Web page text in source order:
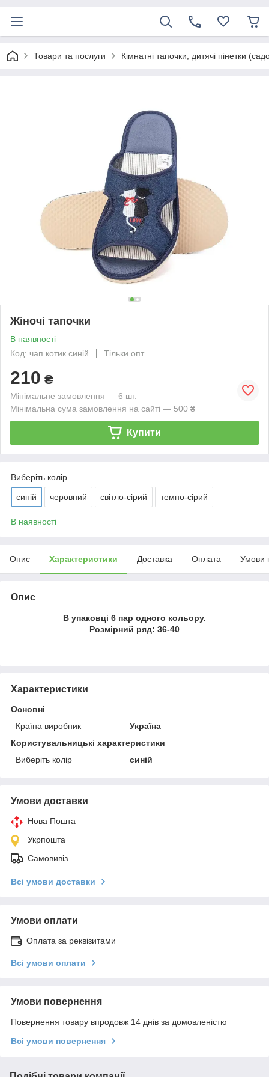
Товари та послуги Кімнатні тапочки, дитячі пінетки
Жіночі тапочки
В наявності
Код: чап котик синій
Тільки опт
210 ₴
Мінімальне замовлення — 6 шт.
Мінімальна сума замовлення на сайті — 500 ₴
Купити
Виберіть колір
синій черовний світло-сірий темно-сірий
В наявності
Опис Характеристики Доставка Оплата Умови
Опис
В упаковці 6 пар одного кольору.
Розмірний ряд: 36-40
Характеристики
Основні
Країна виробник
Україна
Користувальницькі характеристики
Виберіть колір
синій
Умови доставки
Нова Пошта
Укрпошта
Самовивіз
Всі умови доставки
Умови оплати
Оплата за реквізитами
Всі умови оплати
Умови повернення
Повернення товару впродовж 14 днів за домовленістю
Всі умови повернення